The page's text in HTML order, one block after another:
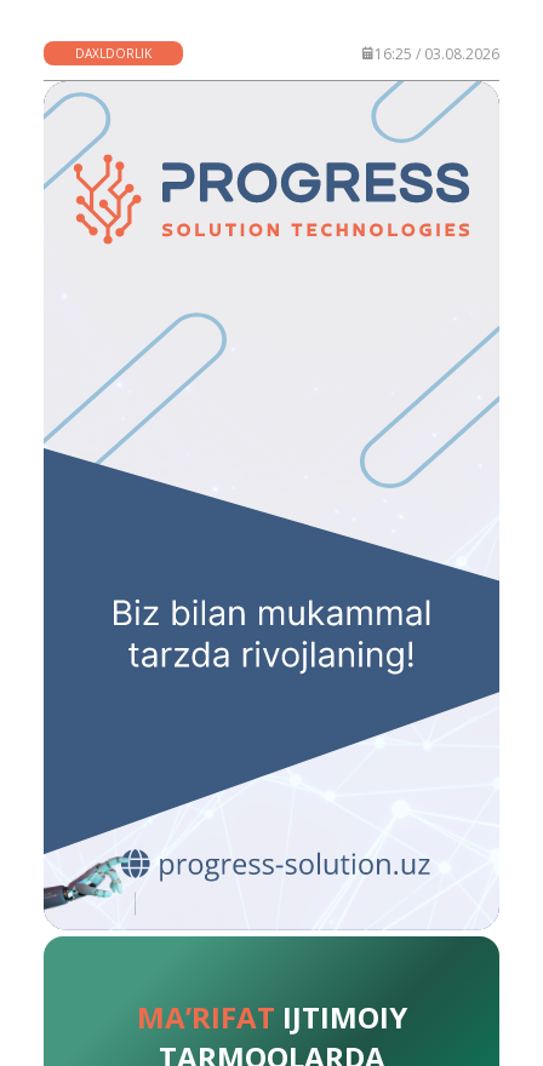
DAXLDORLIK 16:25 / 03.08.2026
MA’RIFAT IJTIMOIY
TARMOQLARDA